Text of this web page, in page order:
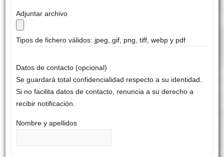
Adjuntar archivo
Tipos de fichero válidos: jpeg, gif, png, tiff, webp y pdf
Datos de contacto (opcional)
Se guardará total confidencialidad respecto a su identidad.
Si no facilita datos de contacto, renuncia a su derecho a
recibir notificación.
Nombre y apellidos